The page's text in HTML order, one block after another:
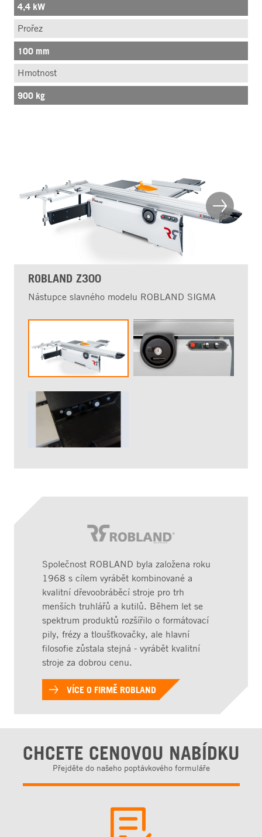
4,4 kW
Prořez
100 mm
Hmotnost
900 kg
ROBLAND Z300
Nástupce slavného modelu ROBLAND SIGMA
Společnost ROBLAND byla založena roku
1968 s cílem vyrábět kombinované a
kvalitní dřevoobráběcí stroje pro trh
menších truhlářů a kutilů. Během let se
spektrum produktů rozšířilo o formátovací
pily, frézy a tloušťkovačky, ale hlavní
filosofie zůstala stejná - vyrábět kvalitní
stroje za dobrou cenu.
VÍCE O FIRMĚ ROBLAND
CHCETE CENOVOU NABÍDKU
Přejděte do našeho poptávkového formuláře